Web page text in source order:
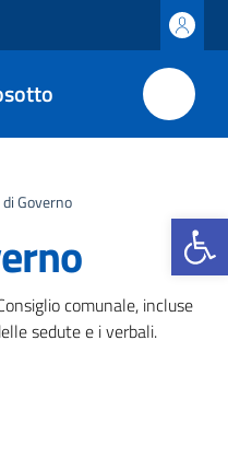
Apri la
Governo
comunale, incluse
sedute e i verbali.